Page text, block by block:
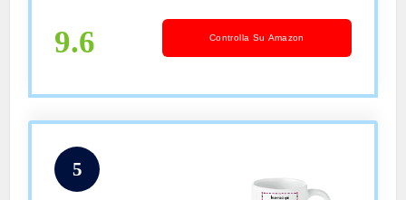
100% Made in Italy.
9.6 Controlla Su Amazon
5